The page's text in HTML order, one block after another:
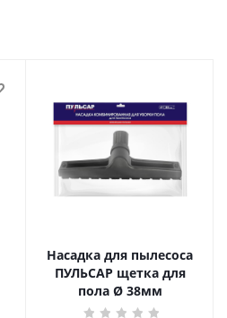
Насадка для пылесоса
ПУЛЬСАР щетка для
пола Ø 38мм